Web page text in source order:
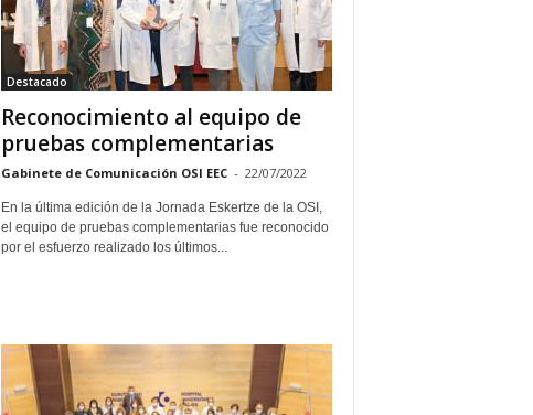
Destacado
Reconocimiento al equipo de
pruebas complementarias
Gabinete de Comunicación OSI EEC - 22/07/2022
En la última edición de la Jornada Eskertze de la OSI,
el equipo de pruebas complementarias fue reconocido
por el esfuerzo realizado los últimos...